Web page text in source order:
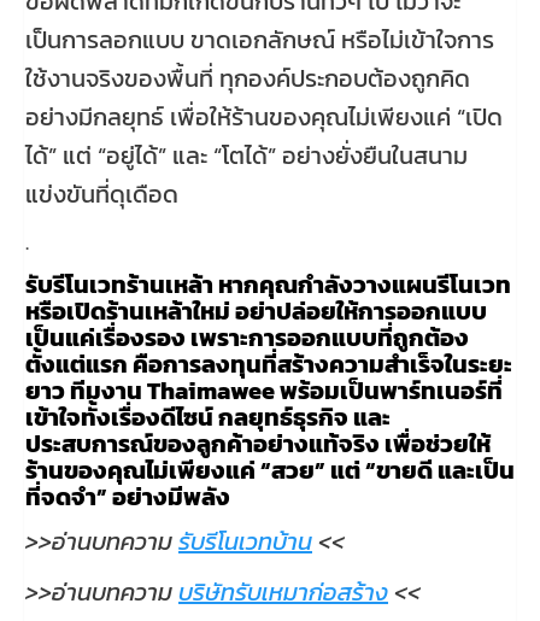
เป็นการลอกแบบ ขาดเอกลักษณ์ หรือไม่เข้าใจการ
ใช้งานจริงของพื้นที่ ทุกองค์ประกอบต้องถูกคิด
อย่างมีกลยุทธ์ เพื่อให้ร้านของคุณไม่เพียงแค่ “เปิด
ได้” แต่ “อยู่ได้” และ “โตได้” อย่างยั่งยืนในสนาม
แข่งขันที่ดุเดือด
.
รับรีโนเวทร้านเหล้า หากคุณกำลังวางแผนรีโนเวท
หรือเปิดร้านเหล้าใหม่ อย่าปล่อยให้การออกแบบ
เป็นแค่เรื่องรอง เพราะการออกแบบที่ถูกต้อง
ตั้งแต่แรก คือการลงทุนที่สร้างความสำเร็จในระยะ
ยาว ทีมงาน Thaimawee พร้อมเป็นพาร์ทเนอร์ที่
เข้าใจทั้งเรื่องดีไซน์ กลยุทธ์ธุรกิจ และ
ประสบการณ์ของลูกค้าอย่างแท้จริง เพื่อช่วยให้
ร้านของคุณไม่เพียงแค่ “สวย” แต่ “ขายดี และเป็น
ที่จดจำ” อย่างมีพลัง
>>อ่านบทความรับรีโนเวทบ้าน<<
>>อ่านบทความบริษัทรับเหมาก่อสร้าง<<